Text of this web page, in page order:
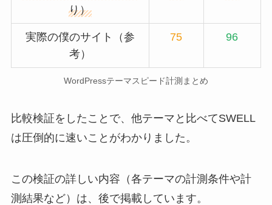
り）
実際の僕のサイト（参
考）
75 96
WordPressテーマスピード計測まとめ
比較検証をしたことで、他テーマと比べてSWELL
は圧倒的に速いことがわかりました。
この検証の詳しい内容（各テーマの計測条件や計
測結果など）は、後で掲載しています。